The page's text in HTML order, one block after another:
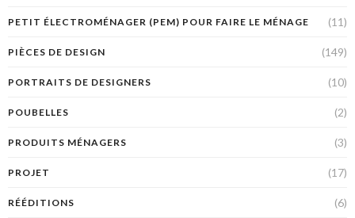
PETIT ÉLECTROMÉNAGER (PEM) POUR FAIRE LE MÉNAGE (11)
PIÈCES DE DESIGN (149)
PORTRAITS DE DESIGNERS (10)
POUBELLES (2)
PRODUITS MÉNAGERS (3)
PROJET (17)
RÉÉDITIONS (6)